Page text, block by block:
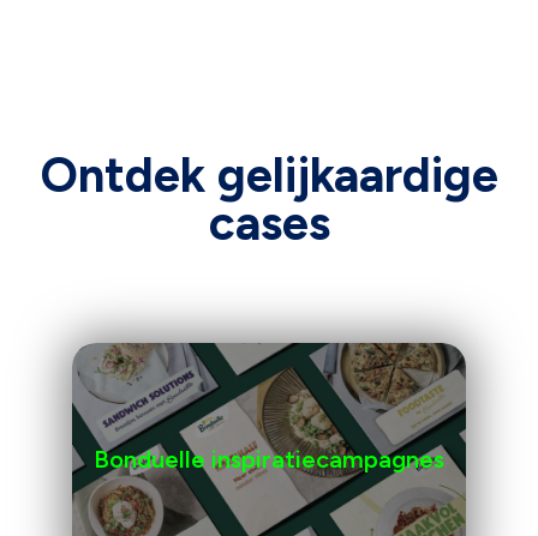
Ontdek gelijkaardige
cases
Bonduelle inspiratiecampagnes